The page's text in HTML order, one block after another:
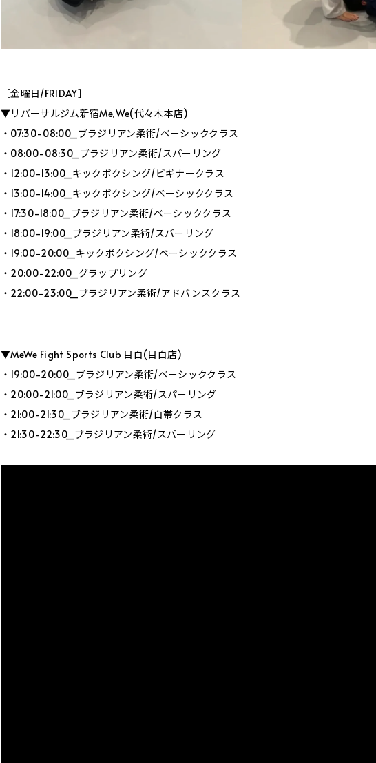
［金曜日/FRIDAY］
▼リバーサルジム新宿Me,We(代々木本店)
・07:30-08:00_ブラジリアン柔術/ベーシッククラス
・08:00-08:30_ブラジリアン柔術/スパーリング
・12:00-13:00_キックボクシング/ビギナークラス
・13:00-14:00_キックボクシング/ベーシッククラス
・17:30-18:00_ブラジリアン柔術/ベーシッククラス
・18:00-19:00_ブラジリアン柔術/スパーリング
・19:00-20:00_キックボクシング/ベーシッククラス
・20:00-22:00_グラップリング
・22:00-23:00_ブラジリアン柔術/アドバンスクラス
▼MeWe Fight Sports Club 目白(目白店)
・19:00-20:00_ブラジリアン柔術/ベーシッククラス
・20:00-21:00_ブラジリアン柔術/スパーリング
・21:00-21:30_ブラジリアン柔術/白帯クラス
・21:30-22:30_ブラジリアン柔術/スパーリング